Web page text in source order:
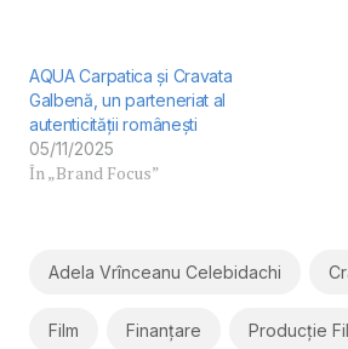
AQUA Carpatica și Cravata
Galbenă, un parteneriat al
autenticității românești
05/11/2025
În „Brand Focus”
Adela Vrînceanu Celebidachi
Film Finanțare Producție